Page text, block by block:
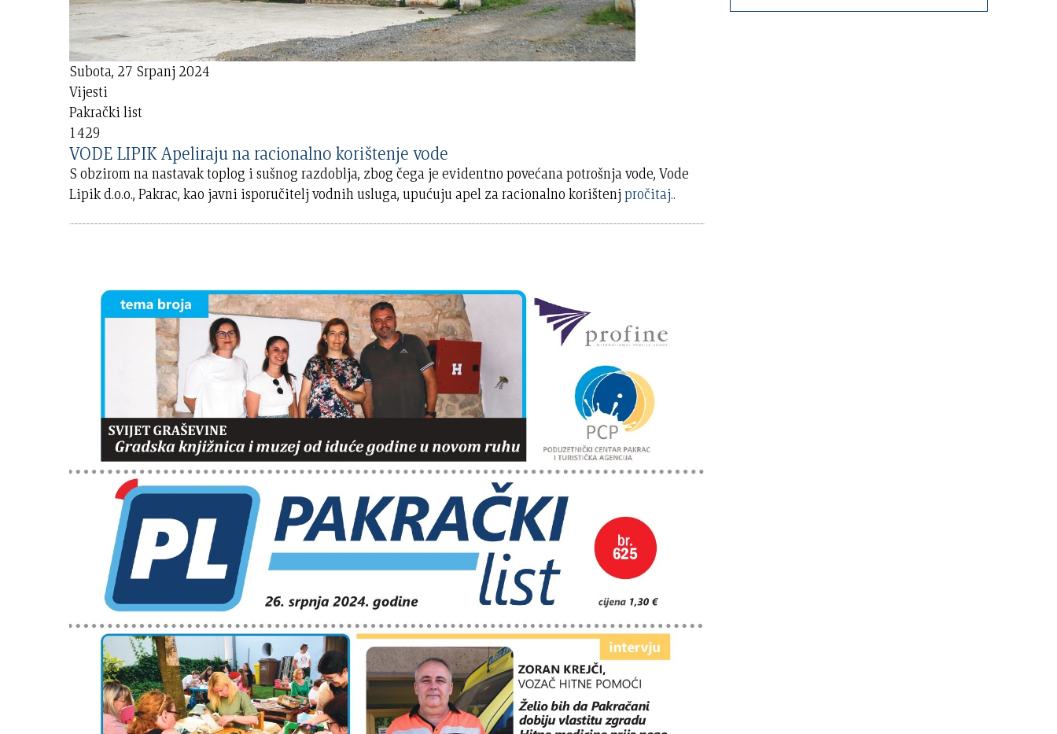
Subota, 27 Srpanj 2024
Vijesti
Pakrački list
1429
VODE LIPIK Apeliraju na racionalno korištenje vode
S obzirom na nastavak toplog i sušnog razdoblja, zbog čega je evidentno povećana potrošnja vode, Vode
Lipik d.o.o., Pakrac, kao javni isporučitelj vodnih usluga, upućuju apel za racionalno korištenjpročitaj..